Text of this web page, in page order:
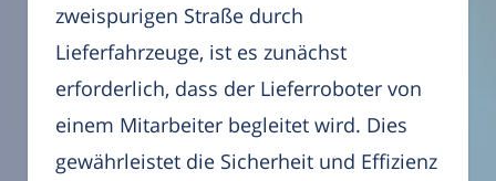
zweispurigen Straße durch
Lieferfahrzeuge, ist es zunächst
erforderlich, dass der Lieferroboter von
einem Mitarbeiter begleitet wird. Dies
gewährleistet die Sicherheit und Effizienz